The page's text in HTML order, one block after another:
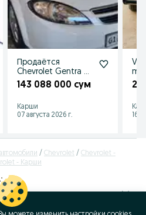
Продаётся
Chevrolet Gentra 3
позиции
143 088 000 сум
Карши
07 августа 2026 г.
20
16
Chevrolet
Chevrolet -
- Карши